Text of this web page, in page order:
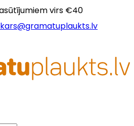
virs €40